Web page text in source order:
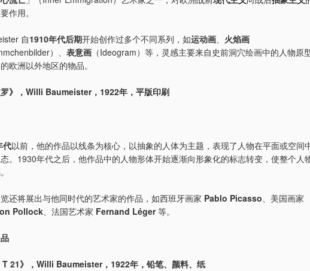
作用。
自1910年代后期开始创作过多个不同系列，如运动画
火焰画
）、 表意画 （Ideogram）等，灵感主要来自史前洞穴绘画中的人物原
欧洲以外地区的物品。
罗》，Willi Baumeister，1922年，平版印刷
代以前，他的作品以线条为核心，以抽象的人体为主题，表现了人物在平面或空间
。1930年代之后，他作品中的人物形体开始逐渐向形象化的标志转变，使整个人
还将展出与他同时代的艺术家的作品，如西班牙画家 Pablo Picasso、美国画家
Pollock、法国艺术家 Fernand Léger等。
T 21》，Willi Baumeister，1922年，铅笔、颜料、纸